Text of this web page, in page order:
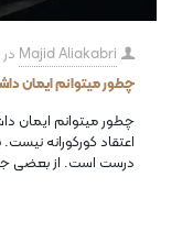
Majid Aliakabri در
چطور میتوانم ایمان
چطور میتوانم ایمان
اعتقاد کورکورانه
درست است. از بعضی